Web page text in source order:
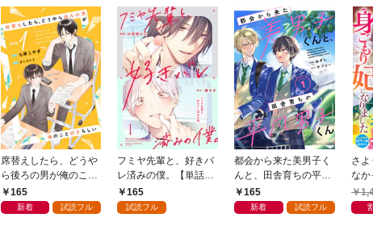
席替えしたら、どうや
ら後ろの男が俺のこと
好きらしい【単話版】
１巻
165
新着 試読フル
フミヤ先輩と、好きバ
レ済みの僕。【単話
版】1巻
165
試読フル
都会から来た美男子く
んと、田舎育ちの平凡
男子くん【単話版】1
巻
165
新着 試読フル
さ
なか
一夜
もり